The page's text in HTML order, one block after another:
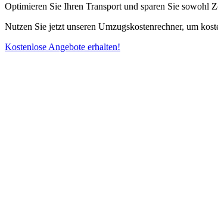
Optimieren Sie Ihren Transport und sparen Sie sowohl
Nutzen Sie jetzt unseren Umzugskostenrechner, um
Kostenlose Angebote erhalten!